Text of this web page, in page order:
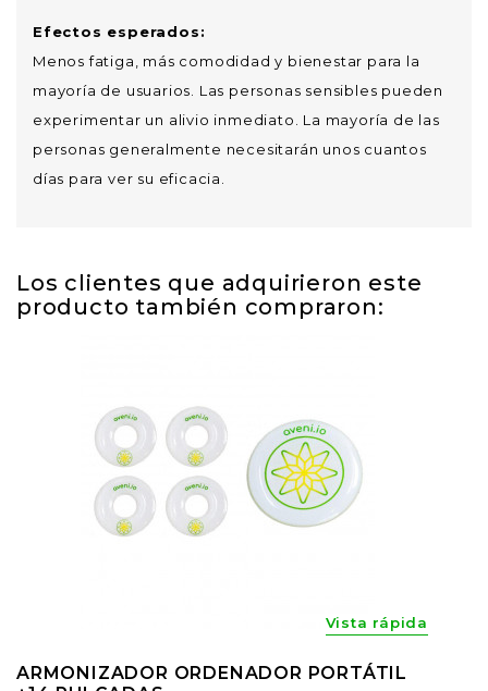
Efectos esperados:
Menos fatiga, más comodidad y bienestar para la
mayoría de usuarios. Las personas sensibles pueden
experimentar un alivio inmediato. La mayoría de las
personas generalmente necesitarán unos cuantos
días para ver su eficacia.
Los clientes que adquirieron este
producto también compraron:
Vista rápida
ARMONIZADOR ORDENADOR PORTÁTIL